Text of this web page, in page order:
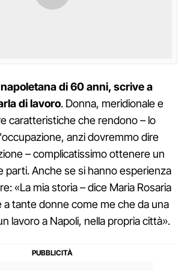
di 60 anni, scrive a
di lavoro. Donna, meridionale e
caratteristiche che rendono – lo
anzi dovremmo dire
– complicatissimo ottenere un
parti. Anche se si hanno esperienza
«La mia storia – dice Maria Rosaria
a tante donne come me che da una
lavoro a Napoli, nella propria città».